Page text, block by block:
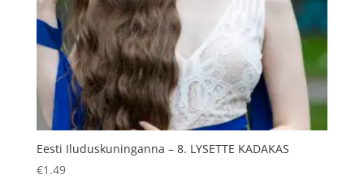
Eesti Iluduskuninganna – 8. LYSETTE KADAKAS
€1.49